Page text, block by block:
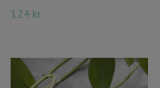
124 kr